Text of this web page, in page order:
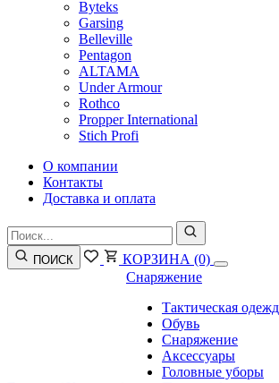
Byteks
Garsing
Belleville
Pentagon
ALTAMA
Under Armour
Rothco
Propper International
Stich Profi
О компании
Контакты
Доставка и оплата
ПОИСК КОРЗИНА (0)
Снаряжение
Тактическая
Обувь
Снаряжение
Аксессуары
Головные уборы